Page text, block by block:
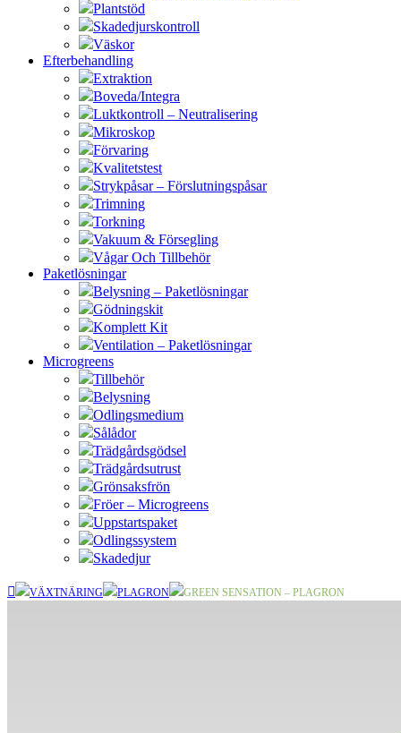
Plantstöd
Skadedjurskontroll
Väskor
Efterbehandling
Extraktion
Boveda/Integra
Luktkontroll – Neutralisering
Mikroskop
Förvaring
Kvalitetstest
Strykpåsar – Förslutningspåsar
Trimning
Torkning
Vakuum & Försegling
Vågar Och Tillbehör
Paketlösningar
Belysning – Paketlösningar
Gödningskit
Komplett Kit
Ventilation – Paketlösningar
Microgreens
Tillbehör
Belysning
Odlingsmedium
Sålådor
Trädgårdsgödsel
Trädgårdsutrust
Grönsaksfrön
Fröer – Microgreens
Uppstartspaket
Odlingssystem
Skadedjur
VÄXTNÄRING PLAGRON GREEN SENSATION – PLAGRON